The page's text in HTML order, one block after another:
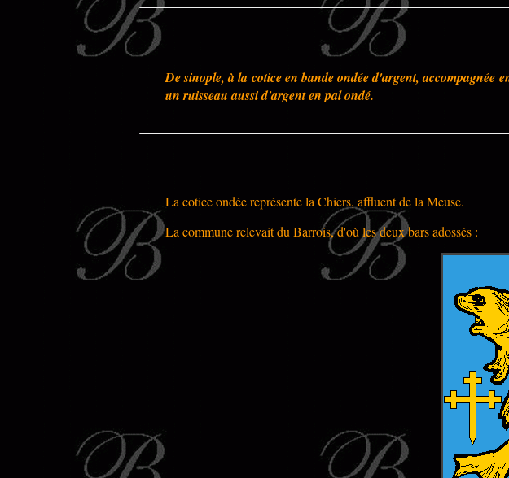
De sinople, à la cotice en bande ondée d'argent, accompagnée
un ruisseau aussi d'argent en pal ondé.
La cotice ondée représente la Chiers, affluent de la Meuse.
La commune relevait du Barrois, d'où les deux bars adossés :